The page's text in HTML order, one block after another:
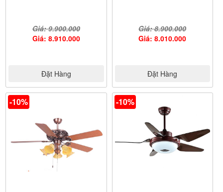
Giá: 9.900.000
Giá: 8.910.000
Đặt Hàng
Giá: 8.900.000
Giá: 8.010.000
Đặt Hàng
-10% -10%